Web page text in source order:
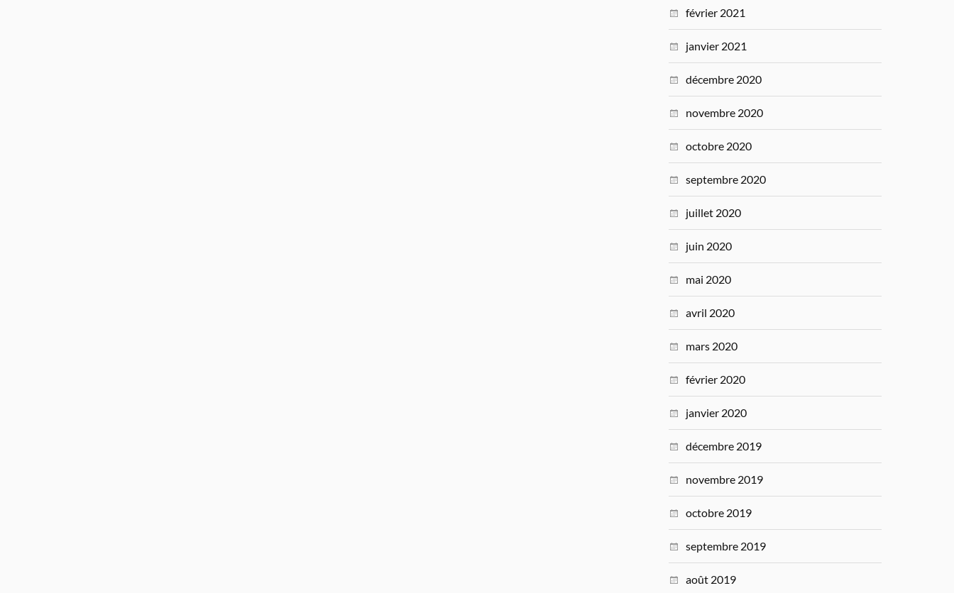
février 2021
janvier 2021
décembre 2020
novembre 2020
octobre 2020
septembre 2020
juillet 2020
juin 2020
mai 2020
avril 2020
mars 2020
février 2020
janvier 2020
décembre 2019
novembre 2019
octobre 2019
septembre 2019
août 2019